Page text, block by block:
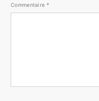
Commentaire *